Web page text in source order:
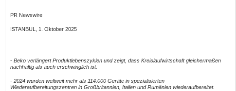
PR Newswire
ISTANBUL, 1. Oktober 2025
- Beko verlängert Produktlebenszyklen und zeigt, dass Kreislaufwirtschaft gleichermaßen
nachhaltig als auch erschwinglich ist.
- 2024 wurden weltweit mehr als 114.000 Geräte in spezialisierten
Wiederaufbereitungszentren in Großbritannien, Italien und Rumänien wiederaufbereitet.